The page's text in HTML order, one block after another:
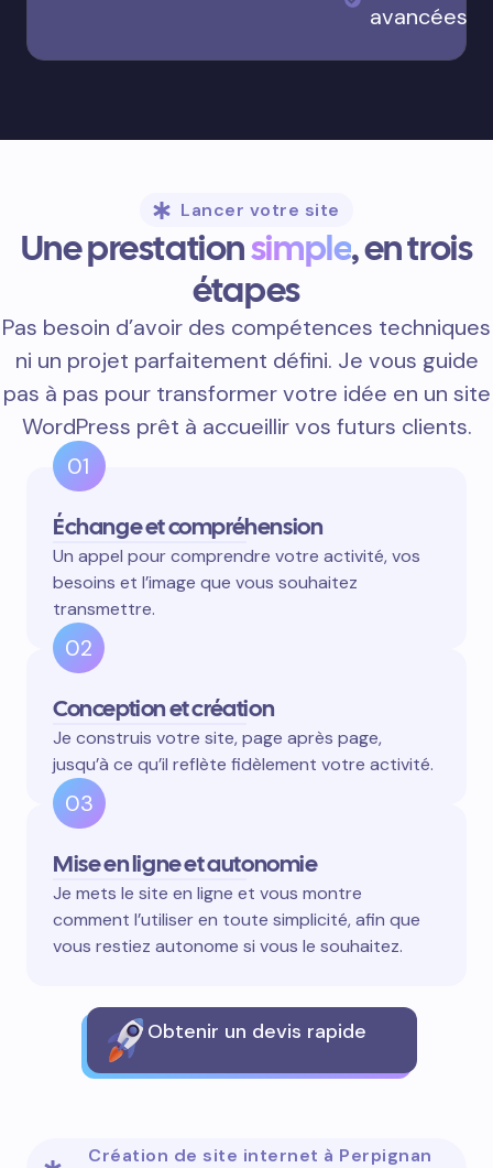
avancées
Lancer votre site
Une prestationsimple, en trois
étapes
Pas besoin d’avoir des compétences techniques
ni un projet parfaitement défini. Je vous guide
pas à pas pour transformer votre idée en un site
WordPress prêt à accueillir vos futurs clients.
01
Échange et compréhension
Un appel pour comprendre votre activité, vos
besoins et l’image que vous souhaitez
transmettre.
02
Conception et création
Je construis votre site, page après page,
jusqu’à ce qu’il reflète fidèlement votre activité.
03
Mise en ligne et autonomie
Je mets le site en ligne et vous montre
comment l’utiliser en toute simplicité, afin que
vous restiez autonome si vous le souhaitez.
Obtenir un devis rapide
Création de site internet à Perpignan